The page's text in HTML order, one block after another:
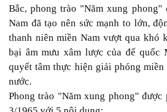
Bắc, phong trào "Năm xung phong"
Nam đã tạo nên sức mạnh to lớn,
thanh niên miền Nam vượt qua khó
bại âm mưu xâm lược của đế quốc
quyết tâm thực hiện giải phóng miền
nước.
Phong trào "Năm xung phong" được